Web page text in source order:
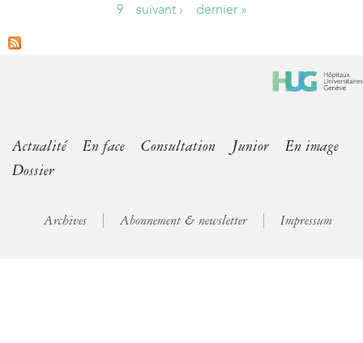
a
9
suivant › dernier »
Actualité En face Consultation Junior
En image
Dossier
Archives Abonnement & newsletter Impressum